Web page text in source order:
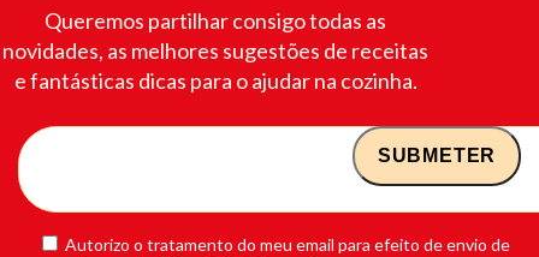
Queremos partilhar consigo todas as
novidades, as melhores sugestões de receitas
e fantásticas dicas para o ajudar na cozinha.
Autorizo o tratamento do meu email para efeito de envio de